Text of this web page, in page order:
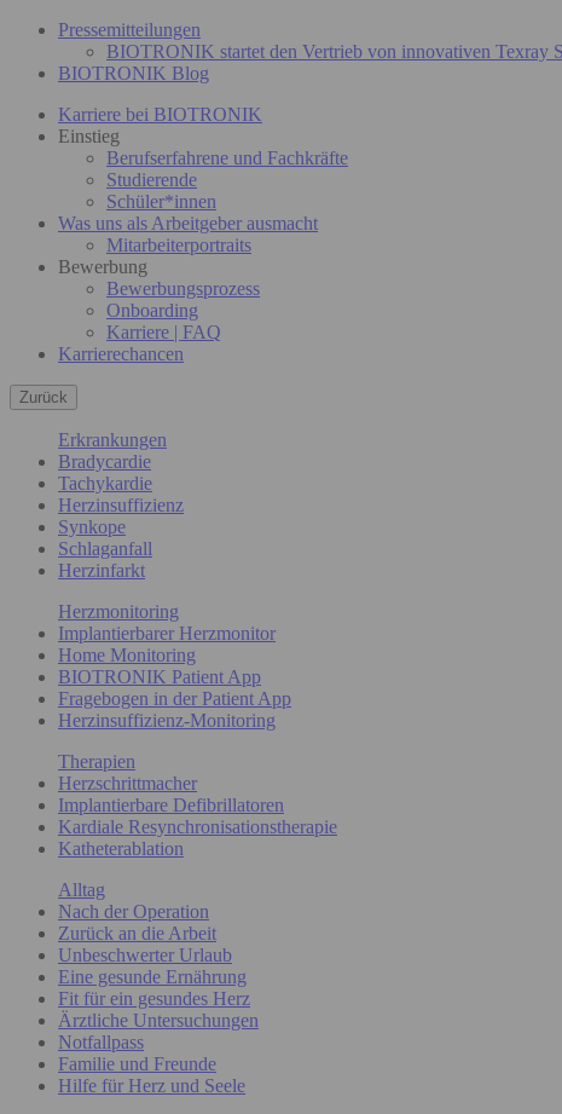
Pressemitteilungen
BIOTRONIK startet den Vertrieb von innovativen Texray
BIOTRONIK Blog
Karriere bei BIOTRONIK
Einstieg
Berufserfahrene und Fachkräfte
Studierende
Schüler*innen
Was uns als Arbeitgeber ausmacht
Mitarbeiterportraits
Bewerbung
Bewerbungsprozess
Onboarding
Karriere | FAQ
Karrierechancen
Zurück
Erkrankungen
Bradycardie
Tachykardie
Herzinsuffizienz
Synkope
Schlaganfall
Herzinfarkt
Herzmonitoring
Implantierbarer Herzmonitor
Home Monitoring
BIOTRONIK Patient App
Fragebogen in der Patient App
Herzinsuffizienz-Monitoring
Therapien
Herzschrittmacher
Implantierbare Defibrillatoren
Kardiale Resynchronisationstherapie
Katheterablation
Alltag
Nach der Operation
Zurück an die Arbeit
Unbeschwerter Urlaub
Eine gesunde Ernährung
Fit für ein gesundes Herz
Ärztliche Untersuchungen
Notfallpass
Familie und Freunde
Hilfe für Herz und Seele